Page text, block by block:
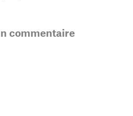
commentaire